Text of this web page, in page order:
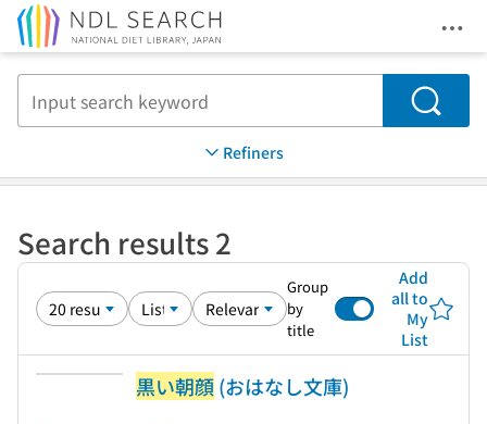
Search
Refiners
Search results 2
Group
by
title
Add
all to
My
List
黒い朝顔(おはなし文庫)